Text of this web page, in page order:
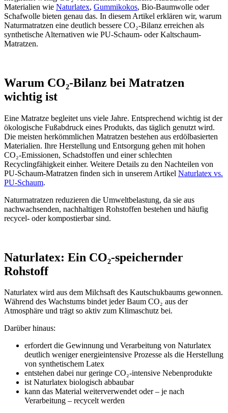
Materialien wie Naturlatex, Gummikokos, Bio-Baumwolle oder
Schafwolle bieten genau das. In diesem Artikel erklären wir, warum
Naturmatratzen eine deutlich bessere CO₂-Bilanz erreichen als
synthetische Alternativen wie PU-Schaum- oder Kaltschaum-
Matratzen.
Warum CO₂-Bilanz bei Matratzen
wichtig ist
Eine Matratze begleitet uns viele Jahre. Entsprechend wichtig ist der
ökologische Fußabdruck eines Produkts, das täglich genutzt wird.
Die meisten herkömmlichen Matratzen bestehen aus erdölbasierten
Materialien. Ihre Herstellung und Entsorgung gehen mit hohen
CO₂-Emissionen, Schadstoffen und einer schlechten
Recyclingfähigkeit einher. Weitere Details zu den Nachteilen von
PU-Schaum-Matratzen finden sich in unserem Artikel Naturlatex vs.
PU-Schaum.
Naturmatratzen reduzieren die Umweltbelastung, da sie aus
nachwachsenden, nachhaltigen Rohstoffen bestehen und häufig
recycel- oder kompostierbar sind.
Naturlatex: Ein CO₂-speichernder
Rohstoff
Naturlatex wird aus dem Milchsaft des Kautschukbaums gewonnen.
Während des Wachstums bindet jeder Baum CO₂ aus der
Atmosphäre und trägt so aktiv zum Klimaschutz bei.
Darüber hinaus:
erfordert die Gewinnung und Verarbeitung von Naturlatex
deutlich weniger energieintensive Prozesse als die Herstellung
von synthetischem Latex
entstehen dabei nur geringe CO₂-intensive Nebenprodukte
ist Naturlatex biologisch abbaubar
kann das Material weiterverwendet oder – je nach
Verarbeitung – recycelt werden